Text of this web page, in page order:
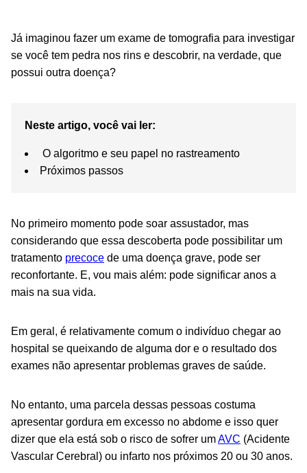
Já imaginou fazer um exame de tomografia para investigar
se você tem pedra nos rins e descobrir, na verdade, que
possui outra doença?
Neste artigo, você vai ler:
O algoritmo e seu papel no rastreamento
Próximos passos
No primeiro momento pode soar assustador, mas
considerando que essa descoberta pode possibilitar um
tratamento precoce de uma doença grave, pode ser
reconfortante. E, vou mais além: pode significar anos a
mais na sua vida.
Em geral, é relativamente comum o indivíduo chegar ao
hospital se queixando de alguma dor e o resultado dos
exames não apresentar problemas graves de saúde.
No entanto, uma parcela dessas pessoas costuma
apresentar gordura em excesso no abdome e isso quer
dizer que ela está sob o risco de sofrer umAVC (Acidente
Vascular Cerebral) ou infarto nos próximos 20 ou 30 anos.